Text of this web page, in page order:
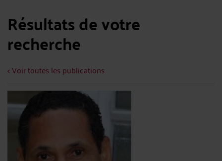
Résultats de votre
recherche
< Voir toutes les publications